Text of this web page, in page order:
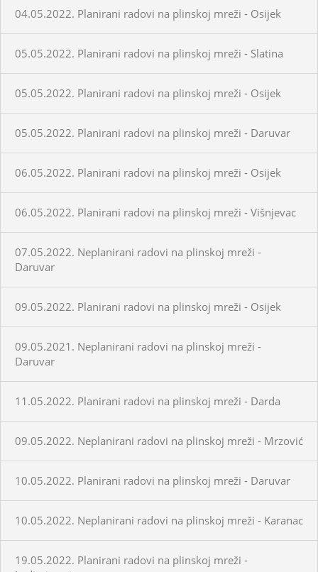
04.05.2022. Planirani radovi na plinskoj mreži - Osijek
05.05.2022. Planirani radovi na plinskoj mreži - Slatina
05.05.2022. Planirani radovi na plinskoj mreži - Osijek
05.05.2022. Planirani radovi na plinskoj mreži - Daruvar
06.05.2022. Planirani radovi na plinskoj mreži - Osijek
06.05.2022. Planirani radovi na plinskoj mreži - Višnjevac
07.05.2022. Neplanirani radovi na plinskoj mreži -
Daruvar
09.05.2022. Planirani radovi na plinskoj mreži - Osijek
09.05.2021. Neplanirani radovi na plinskoj mreži -
Daruvar
11.05.2022. Planirani radovi na plinskoj mreži - Darda
09.05.2022. Neplanirani radovi na plinskoj mreži - Mrzović
10.05.2022. Planirani radovi na plinskoj mreži - Daruvar
10.05.2022. Neplanirani radovi na plinskoj mreži - Karanac
19.05.2022. Planirani radovi na plinskoj mreži -